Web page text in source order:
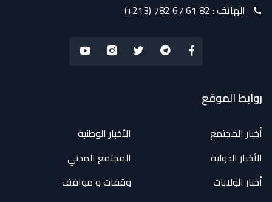
الهاتف :(+213) 782 67 61 82
روابط الموقع
أخبار المجتمع
الأخبار الوطنية
الأخبار الدولية
المجتمع المدني
أخبار الولايات
وقفات و مواقف